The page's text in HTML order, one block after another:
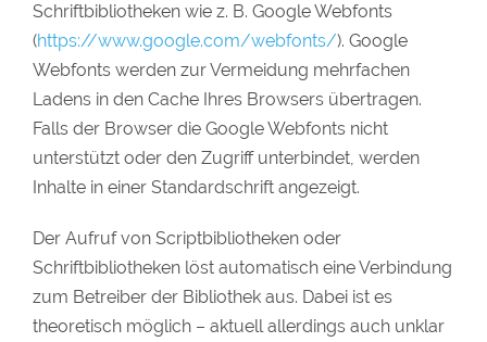
Schriftbibliotheken wie z. B. Google Webfonts
(https://www.google.com/webfonts/). Google
Webfonts werden zur Vermeidung mehrfachen
Ladens in den Cache Ihres Browsers übertragen.
Falls der Browser die Google Webfonts nicht
unterstützt oder den Zugriff unterbindet, werden
Inhalte in einer Standardschrift angezeigt.
Der Aufruf von Scriptbibliotheken oder
Schriftbibliotheken löst automatisch eine Verbindung
zum Betreiber der Bibliothek aus. Dabei ist es
theoretisch möglich – aktuell allerdings auch unklar